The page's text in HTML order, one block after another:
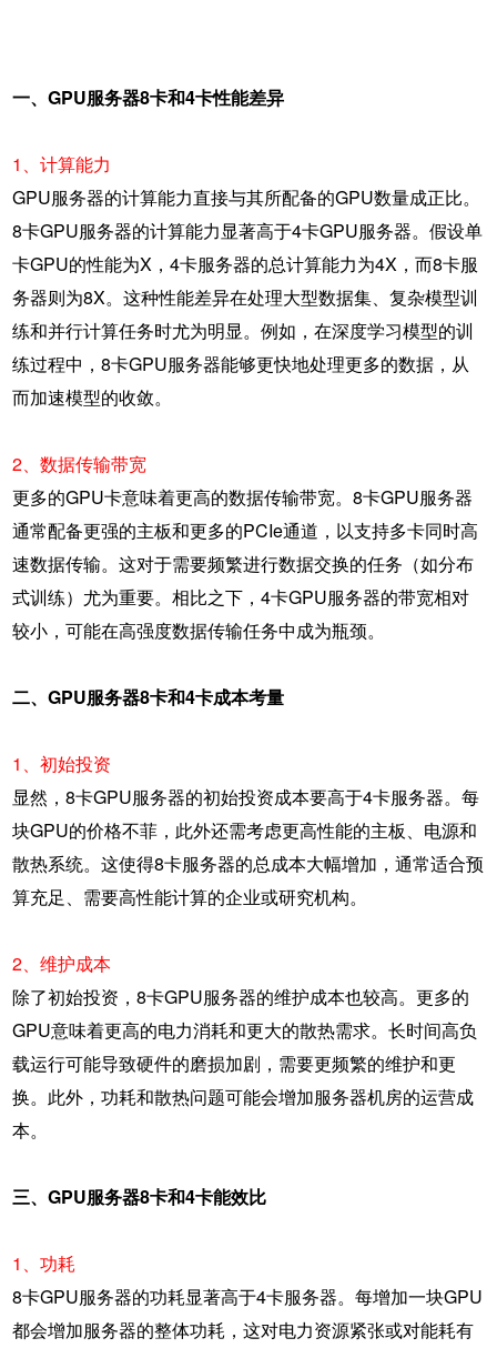
一、GPU服务器8卡和4卡性能差异
1、计算能力
GPU服务器的计算能力直接与其所配备的GPU数量成正比。
8卡GPU服务器的计算能力显著高于4卡GPU服务器。假设单
卡GPU的性能为X，4卡服务器的总计算能力为4X，而8卡服
务器则为8X。这种性能差异在处理大型数据集、复杂模型训
练和并行计算任务时尤为明显。例如，在深度学习模型的训
练过程中，8卡GPU服务器能够更快地处理更多的数据，从
而加速模型的收敛。
2、数据传输带宽
更多的GPU卡意味着更高的数据传输带宽。8卡GPU服务器
通常配备更强的主板和更多的PCIe通道，以支持多卡同时高
速数据传输。这对于需要频繁进行数据交换的任务（如分布
式训练）尤为重要。相比之下，4卡GPU服务器的带宽相对
较小，可能在高强度数据传输任务中成为瓶颈。
二、GPU服务器8卡和4卡成本考量
1、初始投资
显然，8卡GPU服务器的初始投资成本要高于4卡服务器。每
块GPU的价格不菲，此外还需考虑更高性能的主板、电源和
散热系统。这使得8卡服务器的总成本大幅增加，通常适合预
算充足、需要高性能计算的企业或研究机构。
2、维护成本
除了初始投资，8卡GPU服务器的维护成本也较高。更多的
GPU意味着更高的电力消耗和更大的散热需求。长时间高负
载运行可能导致硬件的磨损加剧，需要更频繁的维护和更
换。此外，功耗和散热问题可能会增加服务器机房的运营成
本。
三、GPU服务器8卡和4卡能效比
1、功耗
8卡GPU服务器的功耗显著高于4卡服务器。每增加一块GPU
都会增加服务器的整体功耗，这对电力资源紧张或对能耗有